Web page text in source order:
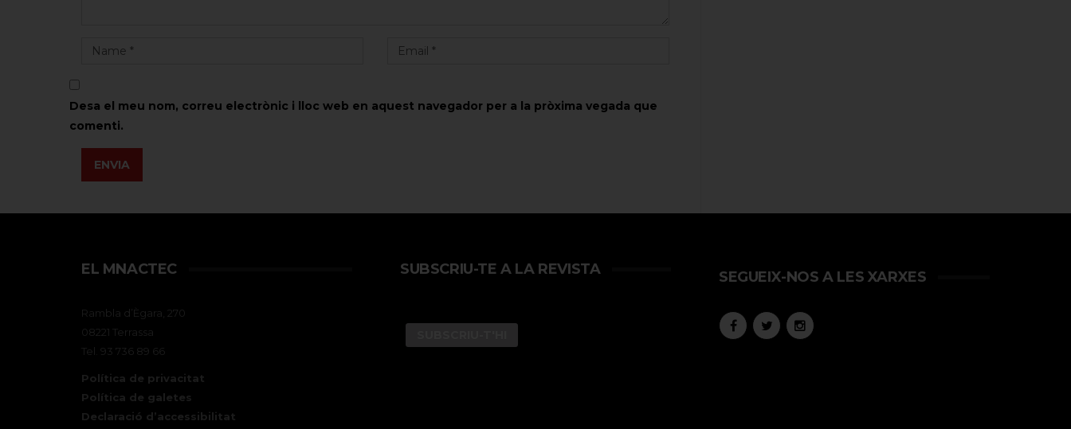
Desa el meu nom, correu electrònic i lloc web en aquest navegador per a la pròxima vegada que
comenti.
ENVIA
EL MNACTEC
Rambla d’Ègara, 270
08221 Terrassa
Tel. 93 736 89 66
Política de privacitat
Política de galetes
Declaració d’accessibilitat
SUBSCRIU-TE A LA REVISTA SEGUEIX-NOS A LES XARXES